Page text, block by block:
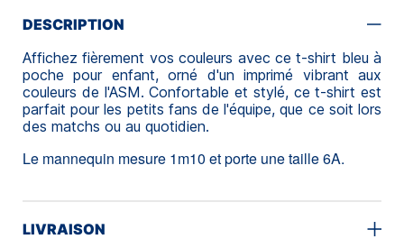
DESCRIPTION
Affichez fièrement vos couleurs avec ce t-shirt bleu à
poche pour enfant, orné d'un imprimé vibrant aux
couleurs de l'ASM. Confortable et stylé, ce t-shirt est
parfait pour les petits fans de l'équipe, que ce soit lors
des matchs ou au quotidien.
Le mannequin mesure 1m10 et porte une taille 6A.
LIVRAISON